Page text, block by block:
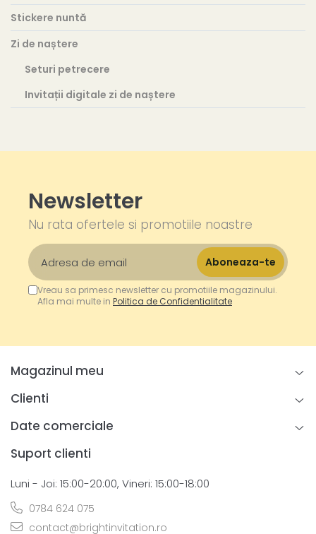
Stickere nuntă
Zi de naștere
Seturi petrecere
Invitații digitale zi de naștere
Newsletter
Nu rata ofertele si promotiile noastre
Vreau sa primesc newsletter cu promotiile magazinului.
Afla mai multe in Politica de Confidentialitate
Magazinul meu
Clienti
Date comerciale
Suport clienti
Luni - Joi: 15:00-20:00, Vineri: 15:00-18:00
0784 624 075
contact@brightinvitation.ro